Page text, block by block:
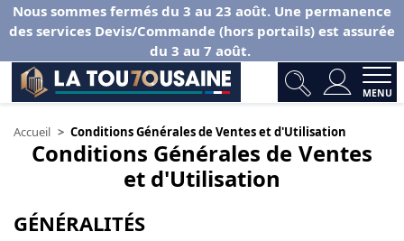
Nous sommes fermés du 3 au 23 août. Une permanence
des services Devis/Commande (hors portails) est assurée
du 3 au 7 août.
MENU
Accueil Conditions Générales de Ventes et d'Utilisation
Conditions Générales de Ventes
et d'Utilisation
GÉNÉRALITÉS